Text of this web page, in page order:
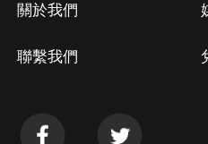
關於我們
聯繫我們